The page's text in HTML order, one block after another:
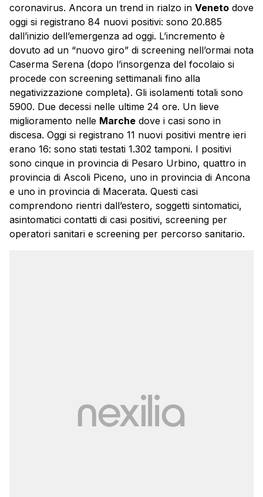
coronavirus. Ancora un trend in rialzo in Veneto dove
oggi si registrano 84 nuovi positivi: sono 20.885
dall’inizio dell’emergenza ad oggi. L’incremento è
dovuto ad un “nuovo giro” di screening nell’ormai nota
Caserma Serena (dopo l’insorgenza del focolaio si
procede con screening settimanali fino alla
negativizzazione completa). Gli isolamenti totali sono
5900. Due decessi nelle ultime 24 ore. Un lieve
miglioramento nelle Marche dove i casi sono in
discesa. Oggi si registrano 11 nuovi positivi mentre ieri
erano 16: sono stati testati 1.302 tamponi. I positivi
sono cinque in provincia di Pesaro Urbino, quattro in
provincia di Ascoli Piceno, uno in provincia di Ancona
e uno in provincia di Macerata. Questi casi
comprendono rientri dall’estero, soggetti sintomatici,
asintomatici contatti di casi positivi, screening per
operatori sanitari e screening per percorso sanitario.